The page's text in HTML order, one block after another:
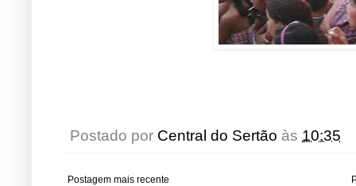
Postado por Central do Sertão às 10:35
Postagem mais recente